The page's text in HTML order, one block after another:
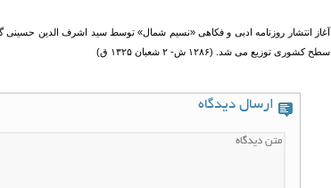
آغاز انتشار روزنامه ادبی و فکاهی «نسیم شمال» توسط سید اشرف الدین حسینی
سطح کشوری توزیع می شد. (۱۲۸۶ ش- ۲ شعبان ۱۳۲۵ ق)
ارسال دیدگاه